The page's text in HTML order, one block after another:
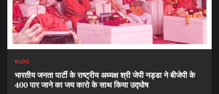
BLOG
भारतीय जनता पार्टी के राष्ट्रीय अध्यक्ष श्री जेपी नड्डा ने बीजेपी के
400 पार जाने का जय कारो के साथ किया उद्घोष